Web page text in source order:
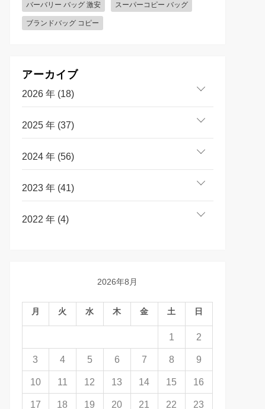
バーバリー バッグ 激安 スーパーコピー バッグ
ブランドバッグ コピー
アーカイブ
2026 年 (18)
2025 年 (37)
2024 年 (56)
2023 年 (41)
2022 年 (4)
2026年8月
月 火 水 木 金 土 日
1 2
3 4 5 6 7 8 9
10 11 12 13 14 15 16
17 18 19 20 21 22 23